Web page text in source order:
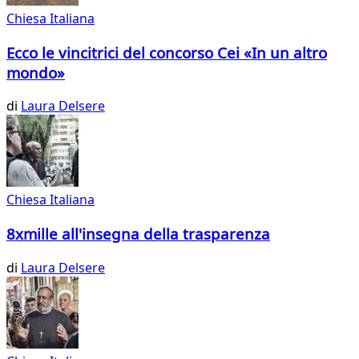
Chiesa Italiana
Ecco le vincitrici del concorso Cei «In un altro
mondo»
di Laura Delsere
Chiesa Italiana
8xmille all'insegna della trasparenza
di Laura Delsere